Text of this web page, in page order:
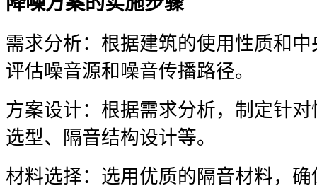
需求分析：根据建筑的使用性质和
评估噪音源和噪音传播路径。
方案设计：根据需求分析，制定针
选型、隔音结构设计等。
材料选择：选用优质的隔音材料，